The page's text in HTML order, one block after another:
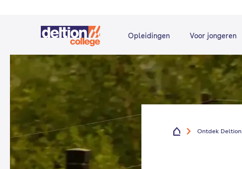
Opleidingen Voor jongeren
Ontdek Deltion